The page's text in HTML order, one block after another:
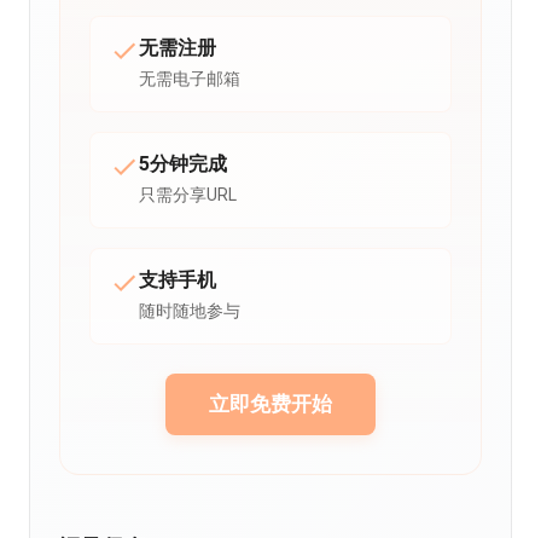
无需注册
无需电子邮箱
5分钟完成
只需分享URL
支持手机
随时随地参与
立即免费开始